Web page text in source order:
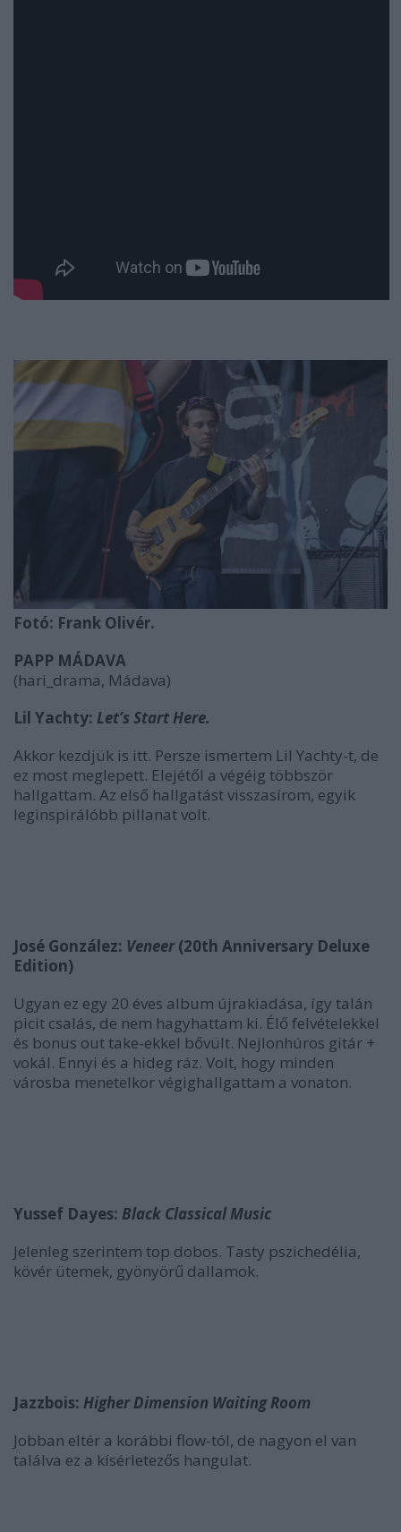
Fotó: Frank Olivér.
PAPP MÁDAVA
(hari_drama, Mádava)
Lil Yachty: Let’s Start Here.
Akkor kezdjük is itt. Persze ismertem Lil Yachty-t, de
ez most meglepett. Elejétől a végéig többször
hallgattam. Az első hallgatást visszasírom, egyik
leginspirálóbb pillanat volt.
José González: Veneer(20th Anniversary Deluxe
Edition)
Ugyan ez egy 20 éves album újrakiadása, így talán
picit csalás, de nem hagyhattam ki. Élő felvételekkel
és bonus out take-ekkel bővült. Nejlonhúros gitár +
vokál. Ennyi és a hideg ráz. Volt, hogy minden
városba menetelkor végighallgattam a vonaton.
Yussef Dayes: Black Classical Music
Jelenleg szerintem top dobos. Tasty pszichedélia,
kövér ütemek, gyönyörű dallamok.
Jazzbois: Higher Dimension Waiting Room
Jobban eltér a korábbi flow-tól, de nagyon el van
találva ez a kísérletezős hangulat.